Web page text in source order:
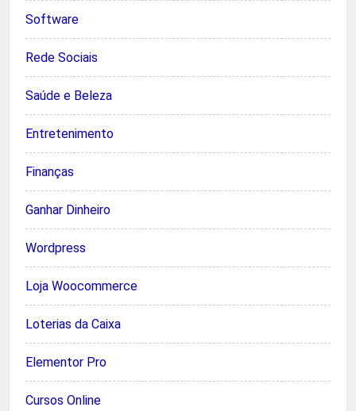
Software
Rede Sociais
Saúde e Beleza
Entretenimento
Finanças
Ganhar Dinheiro
Wordpress
Loja Woocommerce
Loterias da Caixa
Elementor Pro
Cursos Online